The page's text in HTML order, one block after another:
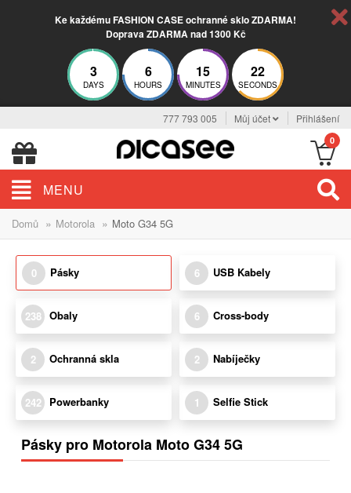
Ke každému FASHION CASE ochranné sklo ZDARMA!
Doprava ZDARMA nad 1300 Kč
3
DAYS
6
HOURS
15
MINUTES
22
SECONDS
777 793 005 Můj účet Přihlášení
0
MENU
Domů » Motorola » Moto G34 5G
0 Pásky 6 USB Kabely
238 Obaly 6 Cross-body
2 Ochranná skla 2 Nabíječky
242 Powerbanky 1 Selfie Stick
Pásky pro Motorola Moto G34 5G